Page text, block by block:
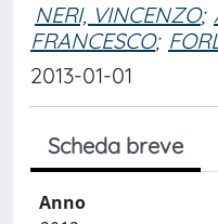
NERI, VINCENZO;
FRANCESCO;
2013-01-01
Scheda breve
Anno